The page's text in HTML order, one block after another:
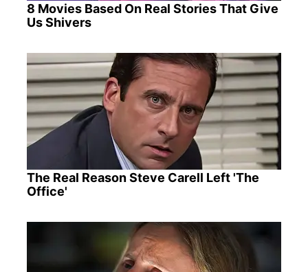
8 Movies Based On Real Stories That Give
Us Shivers
The Real Reason Steve Carell Left 'The
Office'